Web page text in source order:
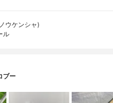
ウケンシャ)
ル
ブー